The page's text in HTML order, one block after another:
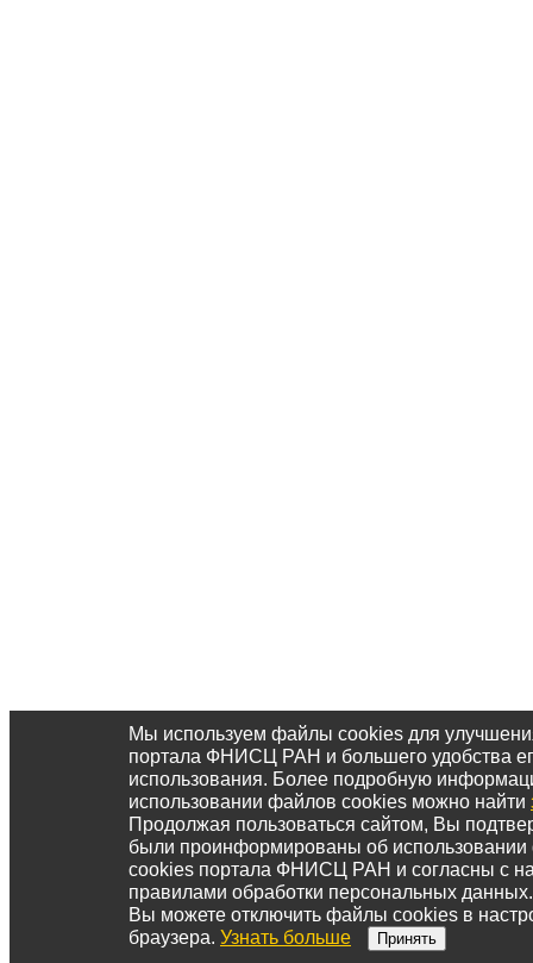
Мы используем файлы cookies для
портала ФНИСЦ РАН и большего удобства
использования. Более подробную
использовании файлов cookies можно найти
Продолжая пользоваться сайтом, Вы
были проинформированы об
cookies портала ФНИСЦ РАН и согласны с
правилами обработки персональных данных.
Вы можете отключить файлы cookies в
браузера. Узнать больше Принять